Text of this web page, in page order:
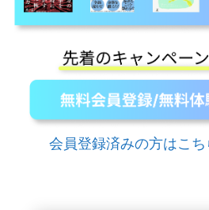
会員登録済みの方はこ